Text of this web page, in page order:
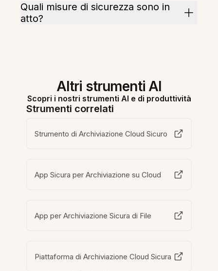
Quali misure di sicurezza sono in
atto?
Altri strumenti AI
Scopri i nostri strumenti AI e di produttività
Strumenti correlati
Strumento di Archiviazione Cloud Sicuro
App Sicura per Archiviazione su Cloud
App per Archiviazione Sicura di File
Piattaforma di Archiviazione Cloud Sicura